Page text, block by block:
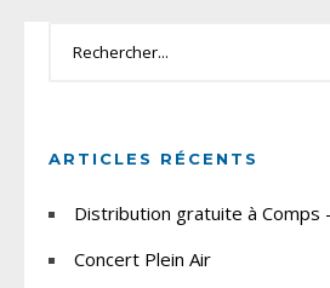
ARTICLES RÉCENTS
Distribution gratuite à Comps
Concert Plein Air